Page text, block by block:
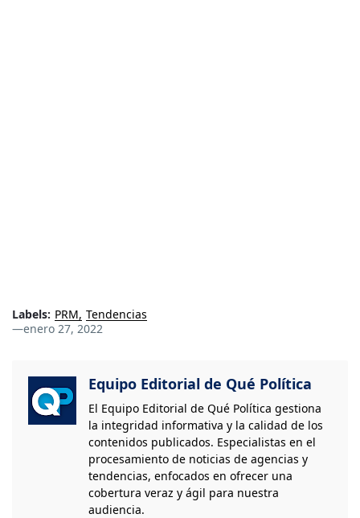
Labels: PRM Tendencias
—enero 27, 2022
Equipo Editorial de Qué Política
El Equipo Editorial de Qué Política gestiona
la integridad informativa y la calidad de los
contenidos publicados. Especialistas en el
procesamiento de noticias de agencias y
tendencias, enfocados en ofrecer una
cobertura veraz y ágil para nuestra
audiencia.